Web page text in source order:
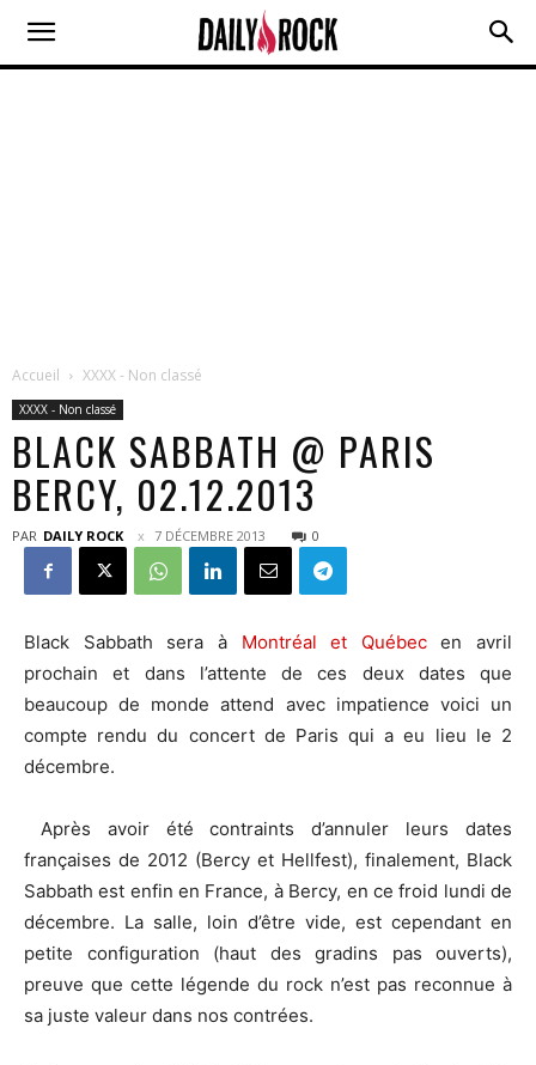
Accueil XXXX - Non classé
XXXX - Non classé
BLACK SABBATH @ PARIS
BERCY, 02.12.2013
PAR DAILY ROCK 7 DÉCEMBRE 2013 0
Black Sabbath sera à Montréal et Québecen avril
prochain et dans l’attente de ces deux dates que
beaucoup de monde attend avec impatience voici un
compte rendu du concert de Paris qui a eu lieu le 2
décembre.
Après avoir été contraints d’annuler leurs dates
françaises de 2012 (Bercy et Hellfest), finalement, Black
Sabbath est enfin en France, à Bercy, en ce froid lundi de
décembre. La salle, loin d’être vide, est cependant en
petite configuration (haut des gradins pas ouverts),
preuve que cette légende du rock n’est pas reconnue à
sa juste valeur dans nos contrées.